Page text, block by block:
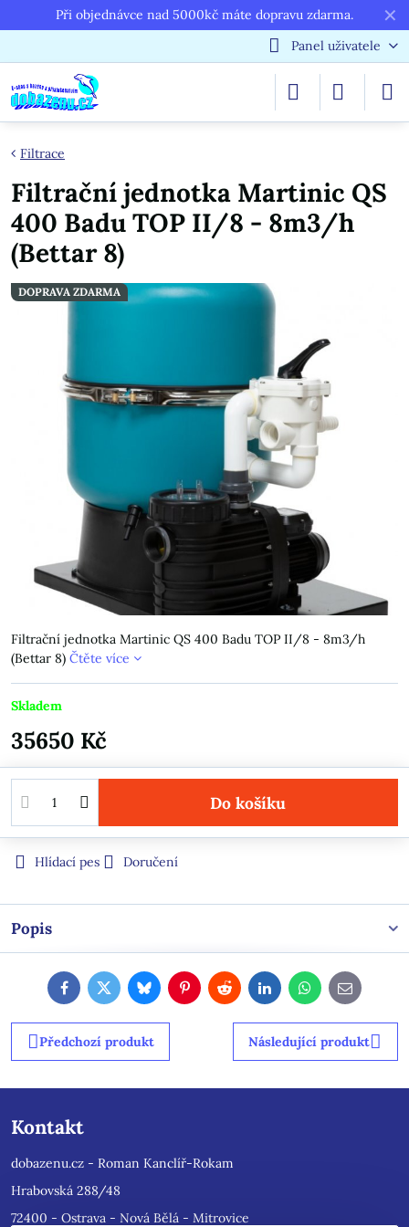
✕
Při objednávce nad 5000kč máte dopravu zdarma.
Panel uživatele
DOPRAVA ZDARMA
Filtrace
Filtrační jednotka Martinic QS
400 Badu TOP II/8 - 8m3/h
(Bettar 8)
Filtrační jednotka Martinic QS 400 Badu TOP II/8 - 8m3/h
(Bettar 8) Čtěte více
Skladem
35650 Kč
Do košíku
Hlídací pes Doručení
Popis
FacebookTwitterBlueskyPinterestRedditLinkedInWhatsApp
E-
mail
Předchozí produkt Následující produkt
Kontakt
dobazenu.cz - Roman Kanclíř-Rokam
Hrabovská 288/48
72400 - Ostrava - Nová Bělá - Mitrovice